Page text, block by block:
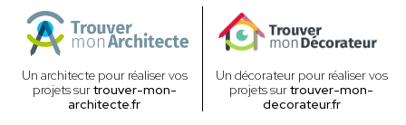
Un architecte pour réaliser vos
projets surtrouver-mon-
architecte.fr
Un décorateur pour réaliser vos
projets surtrouver-mon-
decorateur.fr